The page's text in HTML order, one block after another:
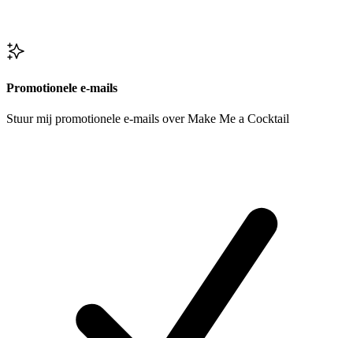
Promotionele e-mails
Stuur mij promotionele e-mails over Make Me a Cocktail